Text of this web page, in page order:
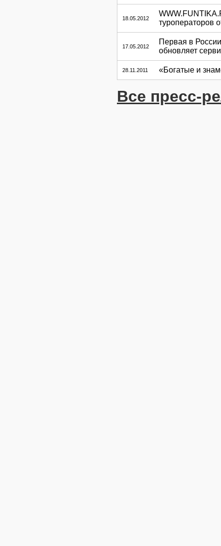
18.05.2012
туроператоров
17.05.2012
Первая в
обновляет
28.11.2011 «Богатые и
Все пресс-